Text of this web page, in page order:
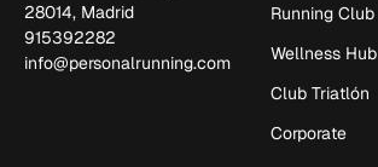
28014, Madrid
915392282
info@personalrunning.com
Running Club
Wellness Hub
Club Triatlón
Corporate